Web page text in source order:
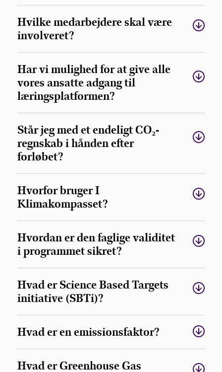
Hvilke medarbejdere skal være
involveret?
Har vi mulighed for at give alle
vores ansatte adgang til
læringsplatformen?
Står jeg med et endeligt CO₂-
regnskab i hånden efter
forløbet?
Hvorfor bruger I
Klimakompasset?
Hvordan er den faglige validitet
i programmet sikret?
Hvad er Science Based Targets
initiative (SBTi)?
Hvad er en emissionsfaktor?
Hvad er Greenhouse Gas